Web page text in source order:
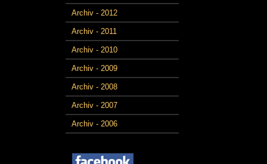
Archiv - 2012
Archiv - 2011
Archiv - 2010
Archiv - 2009
Archiv - 2008
Archiv - 2007
Archiv - 2006